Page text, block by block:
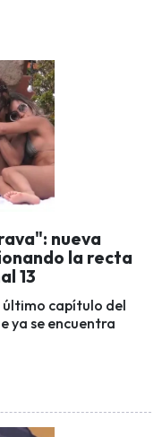
nueva
la recta
13
último capítulo del
ya se encuentra